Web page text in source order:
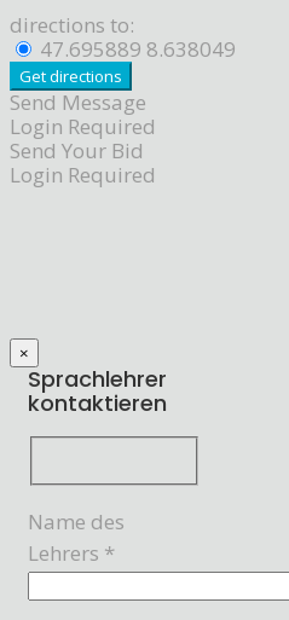
directions to:
47.695889 8.638049
Send Message
Login Required
Send Your Bid
Login Required
×
Sprachlehrer
kontaktieren
Name des
Lehrers *